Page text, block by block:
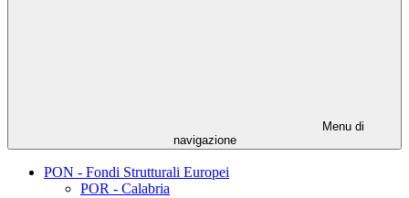
Menu di
navigazione
PON - Fondi Strutturali Europei
POR - Calabria